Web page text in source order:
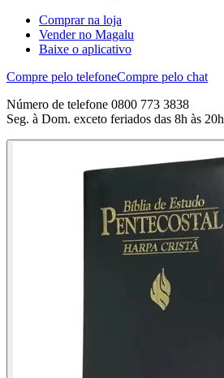
Comprar na loja
Vender no Magalu
Baixe o aplicativo
Compre pelo telefoneCompre pelo chat
Número de telefone 0800 773 3838
Seg. à Dom. exceto feriados das 8h às 20h